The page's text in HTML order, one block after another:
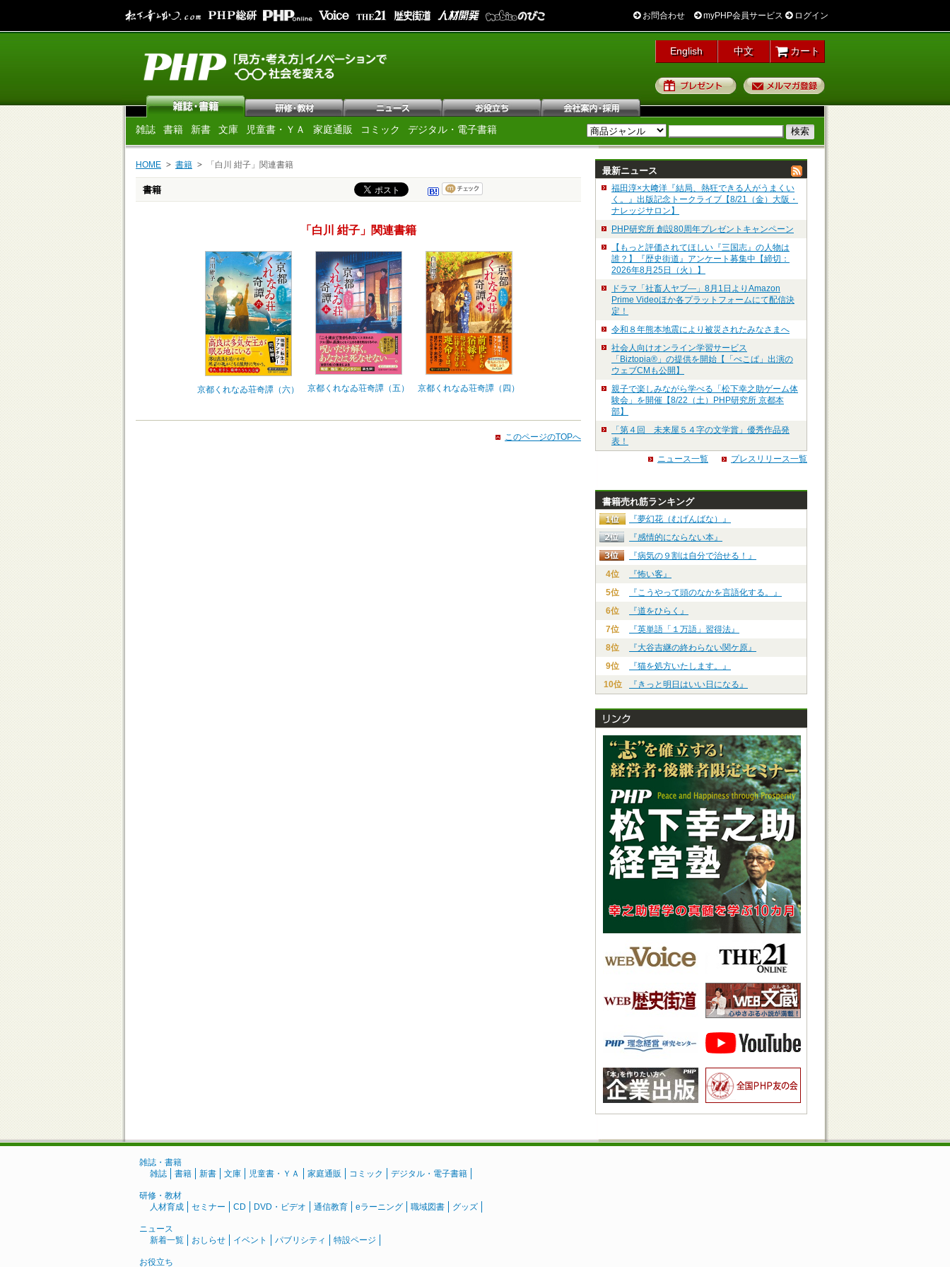
お問合わせ myPHP会員サービス ログイン
English 中文 カート
プレゼント
雑誌 書籍 新書 文庫 児童書・ＹＡ 家庭通販 コミック デジタル・電子書籍
HOME 書籍 「白川 紺子」関連書籍
書籍
「白川 紺子」関連書籍
京都くれなゐ荘奇譚（六） 京都くれなゐ荘奇譚（五） 京都くれなゐ荘奇譚（四）
このページのTOPへ
最新ニュース
福田淳×大﨑洋『結局、熱狂できる人がうまくい
く。』出版記念トークライブ【8/21（金）大阪・
ナレッジサロン】
PHP研究所 創設80周年プレゼントキャンペーン
【もっと評価されてほしい『三国志』の人物は
誰？】『歴史街道』アンケート募集中【締切：
2026年8月25日（火）】
ドラマ「社畜人ヤブ―」8月1日よりAmazon
Prime Videoほか各プラットフォームにて配信決
定！
令和８年熊本地震により被災されたみなさまへ
社会人向けオンライン学習サービス
「Biztopia®」の提供を開始【「ぺこぱ」出演の
ウェブCMも公開】
親子で楽しみながら学べる「松下幸之助ゲーム体
験会」を開催【8/22（土）PHP研究所 京都本
部】
「第４回 未来屋５４字の文学賞」優秀作品発
表！
ニュース一覧
プレスリリース一覧
書籍売れ筋ランキング
『夢幻花（むげんばな）』
『感情的にならない本』
『病気の９割は自分で治せる！』
4位
『怖い客』
5位
『こうやって頭のなかを言語化する。』
6位
『道をひらく』
7位
『英単語「１万語」習得法』
8位
『大谷吉継の終わらない関ケ原』
9位
『猫を処方いたします。』
10位
『きっと明日はいい日になる』
雑誌・書籍
雑誌
書籍 新書 文庫 児童書・ＹＡ 家庭通販 コミック デジタル・電子書籍
研修・教材
人材育成
セミナー CD DVD・ビデオ 通信教育 eラーニング 職域図書 グッズ
ニュース
新着一覧
おしらせ イベント パブリシティ 特設ページ
お役立ち